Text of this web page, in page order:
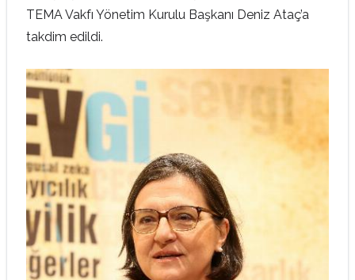
TEMA Vakfı Yönetim Kurulu Başkanı Deniz Ataç’a
takdim edildi.